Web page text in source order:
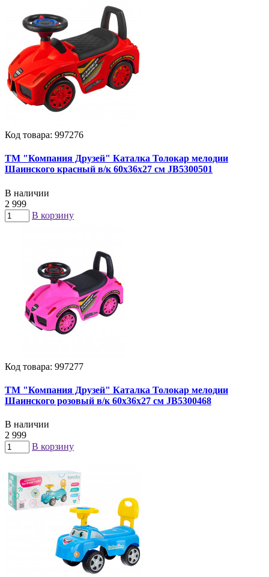
Код товара: 997276
ТМ "Компания Друзей" Каталка Толокар мелодии
Шаинского красный в/к 60х36х27 см JB5300501
В наличии
2 999
В корзину
Код товара: 997277
ТМ "Компания Друзей" Каталка Толокар мелодии
Шаинского розовый в/к 60х36х27 см JB5300468
В наличии
2 999
В корзину